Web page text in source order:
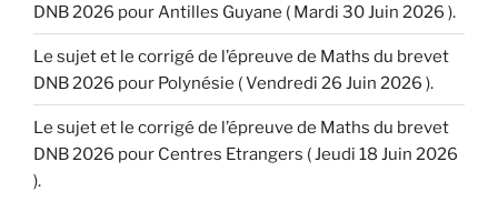
DNB 2026 pour Antilles Guyane ( Mardi 30 Juin 2026 ).
Le sujet et le corrigé de l’épreuve de Maths du brevet
DNB 2026 pour Polynésie ( Vendredi 26 Juin 2026 ).
Le sujet et le corrigé de l’épreuve de Maths du brevet
DNB 2026 pour Centres Etrangers ( Jeudi 18 Juin 2026
).